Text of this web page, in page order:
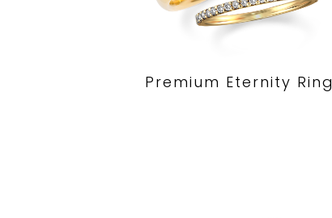
Premium Eternity Ring